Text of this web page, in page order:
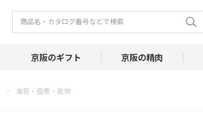
京阪のギフト 京阪の精肉
＞ 海苔・佃煮・乾物